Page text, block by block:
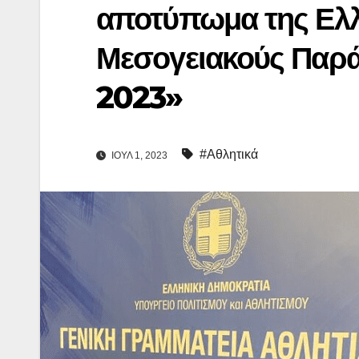
αποτύπωμα της
Μεσογειακούς
2023»
ΙΟΎΛ 1, 2023 #Αθλητικά